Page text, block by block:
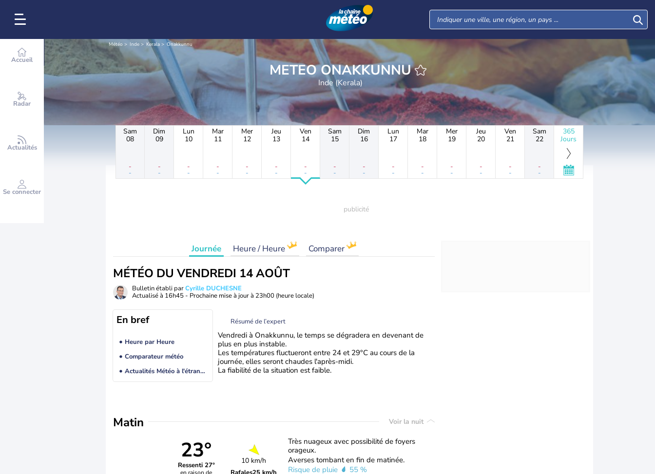
Accueil
Radar
Actualités
Se connecter
Météo Inde Kerala Onakkunnu
METEO ONAKKUNNU
Inde (Kerala)
Sam
08
-
-
Dim
09
-
-
Lun
10
-
-
Mar
11
-
-
Mer
12
-
-
Jeu
13
-
-
Ven
14
-
-
Sam
15
-
-
Dim
16
-
-
Lun
17
-
-
Mar
18
-
-
Mer
19
-
-
Jeu
20
-
-
Ven
21
-
-
Sam
22
-
-
365
Jours
Journée Heure / Heure Comparer
MÉTÉO DU VENDREDI 14 AOÛT
Bulletin établi parCyrille DUCHESNE
Actualisé à 16h45 - Prochaine mise à jour à 23h00 (heure locale)
En bref
Heure par Heure
Comparateur météo
Actualités Météo à l'étranger
Résumé de l’expert
Vendredi à Onakkunnu, le temps se dégradera en devenant de
plus en plus instable.
Les températures fluctueront entre 24 et 29°C au cours de la
journée, elles seront chaudes l'après-midi.
La fiabilité de la situation est faible.
Matin Voir la nuit
23°
Ressenti 27°
en raison de
10 km/h
Très nuageux avec possibilité de foyers
orageux.
Averses tombant en fin de matinée.
Risque de pluie
55 %